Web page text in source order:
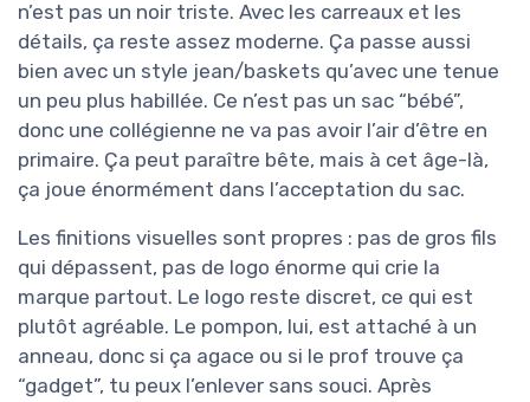
n’est pas un noir triste. Avec les carreaux et les
détails, ça reste assez moderne. Ça passe aussi
bien avec un style jean/baskets qu’avec une tenue
un peu plus habillée. Ce n’est pas un sac “bébé”,
donc une collégienne ne va pas avoir l’air d’être en
primaire. Ça peut paraître bête, mais à cet âge-là,
ça joue énormément dans l’acceptation du sac.
Les finitions visuelles sont propres : pas de gros fils
qui dépassent, pas de logo énorme qui crie la
marque partout. Le logo reste discret, ce qui est
plutôt agréable. Le pompon, lui, est attaché à un
anneau, donc si ça agace ou si le prof trouve ça
“gadget”, tu peux l’enlever sans souci. Après